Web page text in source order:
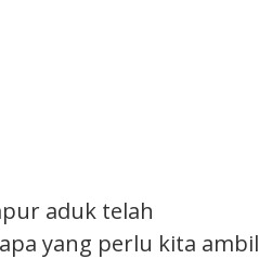
aduk telah
yang perlu kita ambil